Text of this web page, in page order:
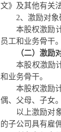
文》 及其他有关
2、激励对
本股权激励
员工和业务骨干。
（二）激励
本股权激励
和业务骨干。
本股权激励
偶、父母、子女。
以上激励对
的子公司具有雇